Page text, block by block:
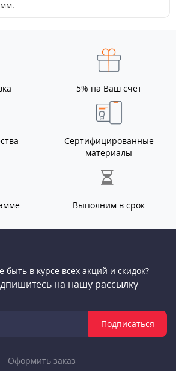
5% на Ваш счет
Сертифицированные
материалы
Выполним в срок
быть в курсе всех акций и скидок?
на нашу рассылку
Подписаться
Оформить заказ